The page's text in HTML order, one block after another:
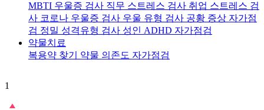
MBTI 우울증 검사 직무 스트레스 검사 취업 스트레스 검
사 코로나 우울증 검사 우울 유형 검사 공황 증상 자가점
검 정밀 성격유형 검사 성인 ADHD 자가점검
약물치료
복용약 찾기 약물 의존도 자가점검
1